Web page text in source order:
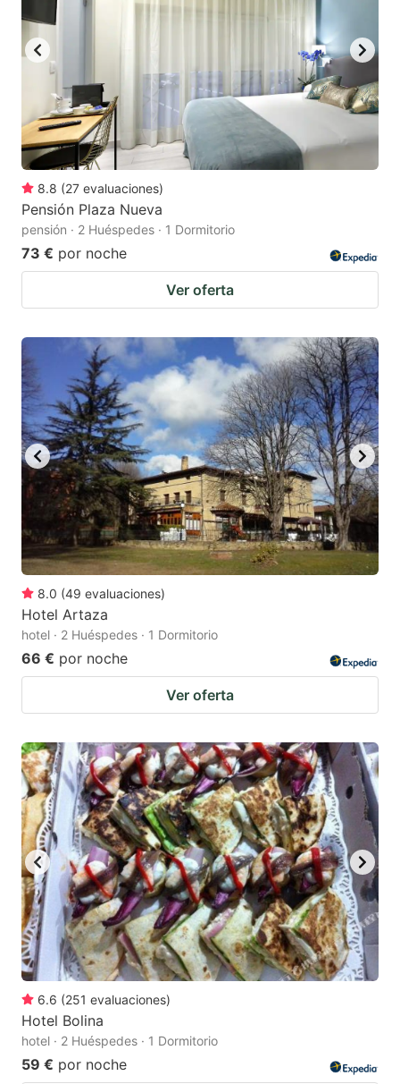
8.8 (27 evaluaciones)
Pensión Plaza Nueva
pensión · 2 Huéspedes · 1 Dormitorio
73 € por noche
Ver oferta
8.0 (49 evaluaciones)
Hotel Artaza
hotel · 2 Huéspedes · 1 Dormitorio
66 € por noche
Ver oferta
6.6 (251 evaluaciones)
Hotel Bolina
hotel · 2 Huéspedes · 1 Dormitorio
59 € por noche